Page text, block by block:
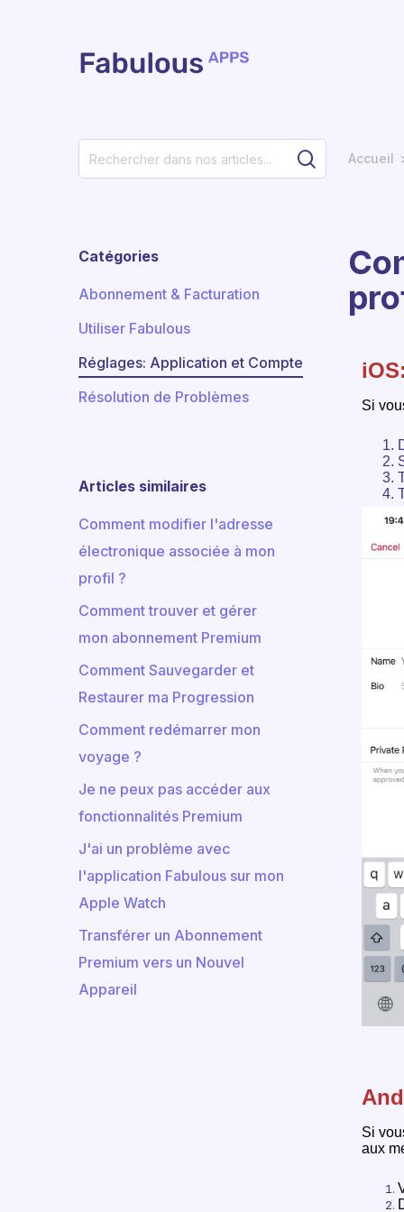
Accueil
Catégories
Abonnement & Facturation
Utiliser Fabulous
Réglages: Application et Compte
Résolution de Problèmes
Articles similaires
Comment modifier l'adresse
électronique associée à mon
profil ?
Comment trouver et gérer
mon abonnement Premium
Comment Sauvegarder et
Restaurer ma Progression
Comment redémarrer mon
voyage ?
Je ne peux pas accéder aux
fonctionnalités Premium
J'ai un problème avec
l'application Fabulous sur mon
Apple Watch
Transférer un Abonnement
Premium vers un Nouvel
Appareil
Si
Si
aux